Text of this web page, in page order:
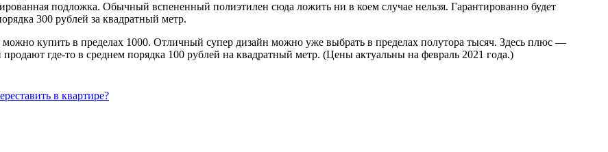
подложка. Обычный вспененный полиэтилен сюда ложить ни в коем случае нельзя. Гарантированно будет
300 рублей за квадратный метр.
купить в пределах 1000. Отличный супер дизайн можно уже выбрать в пределах полутора тысяч. Здесь плюс —
где-то в среднем порядка 100 рублей на квадратный метр. (Цены актуальны на февраль 2021 года.)
в квартире?